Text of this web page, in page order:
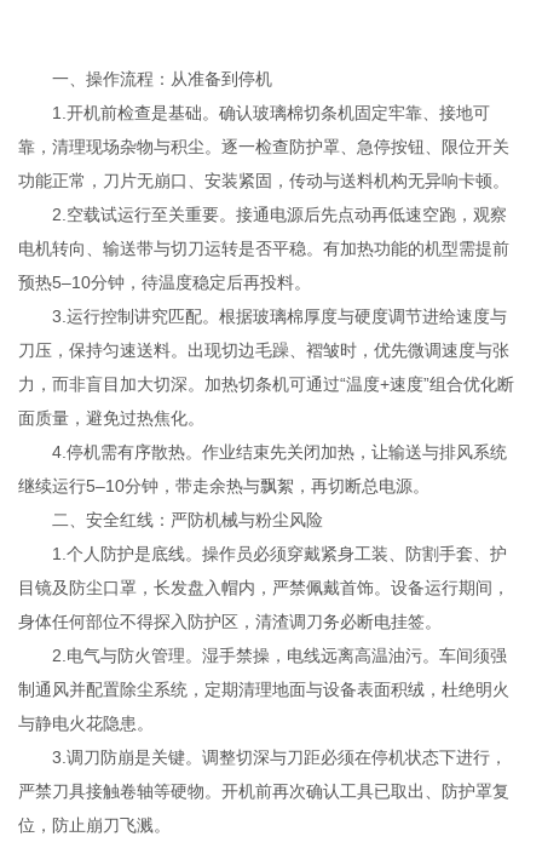
一、操作流程：从准备到停机
1.开机前检查是基础。确认玻璃棉切条机固定牢靠、接地可
靠，清理现场杂物与积尘。逐一检查防护罩、急停按钮、限位开关
功能正常，刀片无崩口、安装紧固，传动与送料机构无异响卡顿。
2.空载试运行至关重要。接通电源后先点动再低速空跑，观察
电机转向、输送带与切刀运转是否平稳。有加热功能的机型需提前
预热5–10分钟，待温度稳定后再投料。
3.运行控制讲究匹配。根据玻璃棉厚度与硬度调节进给速度与
刀压，保持匀速送料。出现切边毛躁、褶皱时，优先微调速度与张
力，而非盲目加大切深。加热切条机可通过“温度+速度”组合优化断
面质量，避免过热焦化。
4.停机需有序散热。作业结束先关闭加热，让输送与排风系统
继续运行5–10分钟，带走余热与飘絮，再切断总电源。
二、安全红线：严防机械与粉尘风险
1.个人防护是底线。操作员必须穿戴紧身工装、防割手套、护
目镜及防尘口罩，长发盘入帽内，严禁佩戴首饰。设备运行期间，
身体任何部位不得探入防护区，清渣调刀务必断电挂签。
2.电气与防火管理。湿手禁操，电线远离高温油污。车间须强
制通风并配置除尘系统，定期清理地面与设备表面积绒，杜绝明火
与静电火花隐患。
3.调刀防崩是关键。调整切深与刀距必须在停机状态下进行，
严禁刀具接触卷轴等硬物。开机前再次确认工具已取出、防护罩复
位，防止崩刀飞溅。